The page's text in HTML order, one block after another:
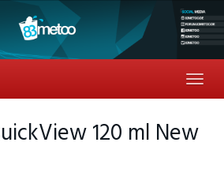
120 ml New